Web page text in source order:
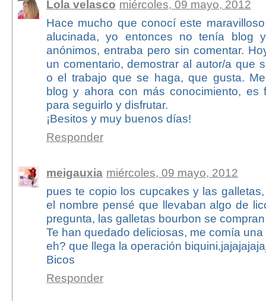
Lola velasco miércoles, 09 mayo, 2012
Hace mucho que conocí este
alucinada, yo entonces no tenía blog
anónimos, entraba pero sin comentar.
un comentario, demostrar al autor/a que
o el trabajo que se haga, que gusta.
blog y ahora con más conocimiento, es
para seguirlo y disfrutar.
¡Besitos y muy buenos días!
Responder
meigauxia miércoles, 09 mayo, 2012
pues te copio los cupcakes y las
el nombre pensé que llevaban algo de
pregunta, las galletas bourbon se
Te han quedado deliciosas, me comía
eh? que llega la operación
Bicos
Responder